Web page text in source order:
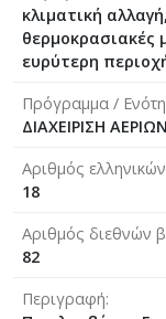
κλιματική
θερμοκρασιακές
ευρύτερη
Πρόγραμμα /
ΔΙΑΧΕΙΡΙΣΗ
Αριθμός
18
Αριθμός διεθνών
82
Περιγραφή